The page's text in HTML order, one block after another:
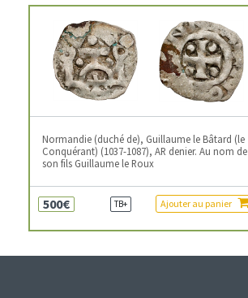
Normandie (duché de), Guillaume le Bâtard (le
Conquérant) (1037-1087), AR denier. Au nom de
son fils Guillaume le Roux
500€ TB+ Ajouter au panier